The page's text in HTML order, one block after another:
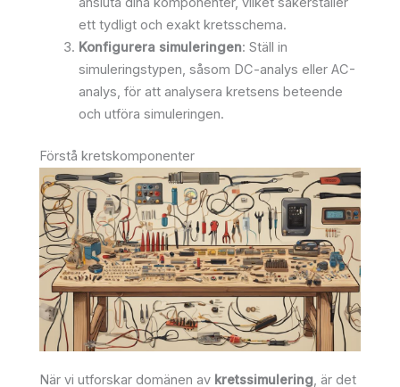
ett tydligt och exakt kretsschema.
Konfigurera simuleringen: Ställ in
simuleringstypen, såsom DC-analys eller AC-
analys, för att analysera kretsens beteende
och utföra simuleringen.
Förstå kretskomponenter
När vi utforskar domänen av kretssimulering, är det